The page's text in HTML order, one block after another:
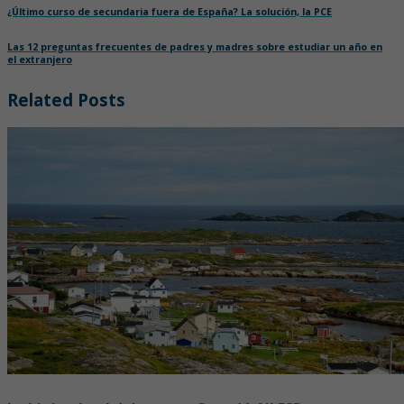
¿Último curso de secundaria fuera de España? La solución, la PCE
Las 12 preguntas frecuentes de padres y madres sobre estudiar un año en
el extranjero
Related Posts